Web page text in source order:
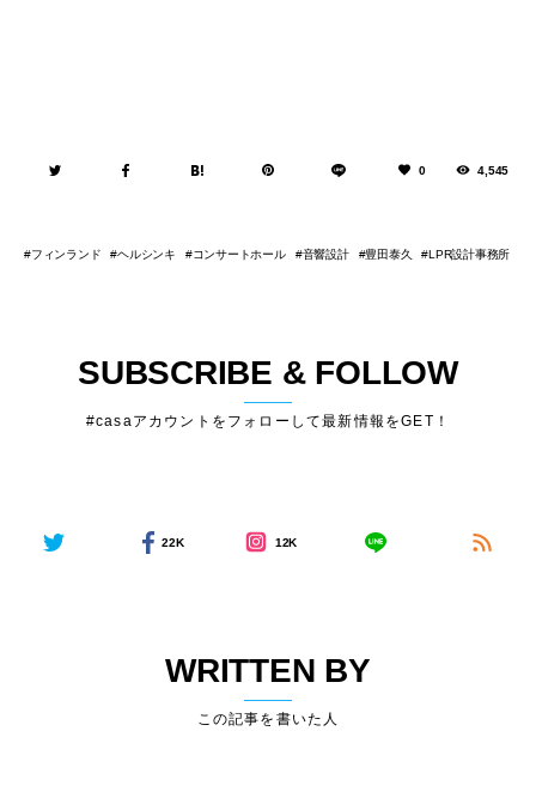
0 4,545
フィンランド ヘルシンキ コンサートホール 音響設計 豊田泰久 LPR設計事務所
SUBSCRIBE & FOLLOW
#casaアカウントをフォローして最新情報をGET！
22K 12K
WRITTEN BY
この記事を書いた人